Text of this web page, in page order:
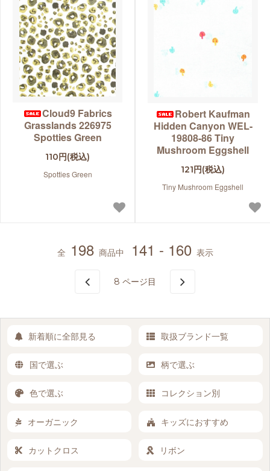
Cloud9 Fabrics
Grasslands 226975
Spotties Green
110円(税込)
Spotties Green
Robert Kaufman
Hidden Canyon WEL-
19808-86 Tiny
Mushroom Eggshell
121円(税込)
Tiny Mushroom Eggshell
全 198 商品中 141 - 160 表示
8 ページ目
新着順に全部見る 取扱ブランド一覧
国で選ぶ 柄で選ぶ
色で選ぶ コレクション別
オーガニック キッズにおすすめ
カットクロス リボン